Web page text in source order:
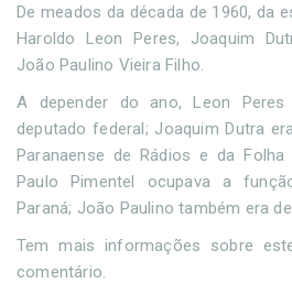
De meados da década de 1960, da
Haroldo Leon Peres, Joaquim
João Paulino Vieira Filho.
A depender do ano, Leon
deputado federal; Joaquim Dutra
Paranaense de Rádios e da
Paulo Pimentel ocupava a
Paraná; João Paulino também era
Tem mais informações sobre
comentário.